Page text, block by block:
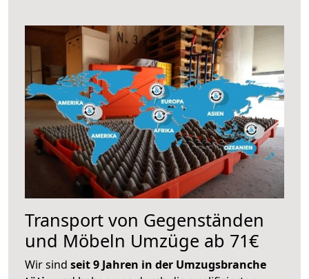
Transport von Gegenständen
und Möbeln Umzüge ab 71€
Wir sind seit 9 Jahren in der Umzugsbranche